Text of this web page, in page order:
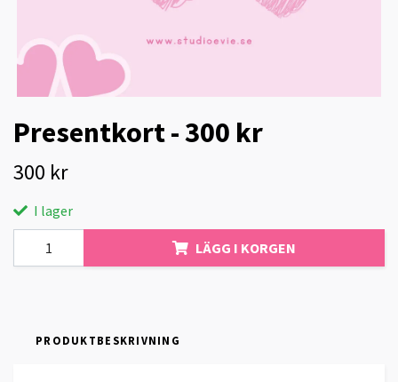
Presentkort - 300 kr
300 kr
I lager
LÄGG I KORGEN
PRODUKTBESKRIVNING